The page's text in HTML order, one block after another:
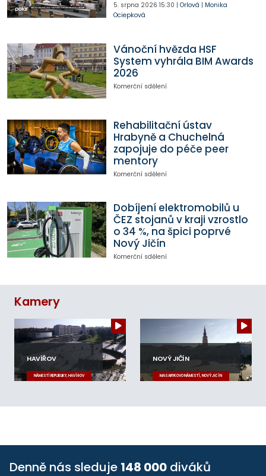
5. srpna 2026 15:30 | Orlová | Monika
Ociepková
Vánoční hvězda HSF
System vyhrála BIM Awards
2026
Komerční sdělení
Rehabilitační ústav
Hrabyně a Chuchelná
zapojuje do péče peer
mentory
Komerční sdělení
Dobíjení elektromobilů u
ČEZ stojanů v kraji vzrostlo
o 34 %, na špici poprvé
Nový Jičín
Komerční sdělení
Kamery
HAVÍŘOV
NÁMĚSTÍ REPUBLIKY, HAVÍŘOV
NOVÝ JIČÍN
MASARYKOVO NÁMĚSTÍ, NOVÝ JIČÍN
Denně nás sleduje 148 000 diváků